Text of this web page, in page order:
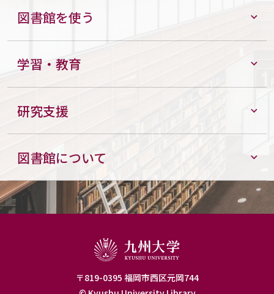
図書館を使う
学習・教育
研究支援
図書館について
〒819-0395 福岡市西区元岡744